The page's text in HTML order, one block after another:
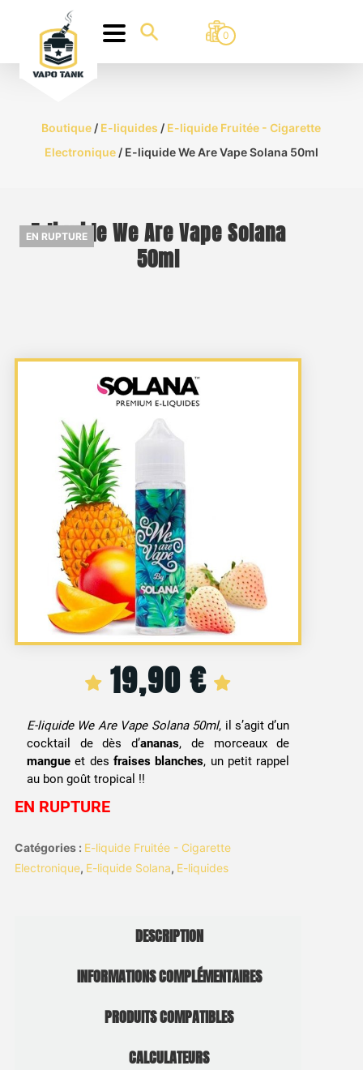
0
Boutique / E-liquides / E-liquide Fruitée - Cigarette
Electronique/ E-liquide We Are Vape Solana 50ml
E-liquide We Are Vape Solana
50ml
EN RUPTURE
19,90 €
E-liquide We Are Vape Solana 50ml, il s’agit d’un
cocktail de dès d’ananas, de morceaux de
mangueet des fraises blanches, un petit rappel
au bon goût tropical !!
EN RUPTURE
Catégories : E-liquide Fruitée - Cigarette
Electronique, E-liquide Solana, E-liquides
DESCRIPTION
INFORMATIONS COMPLÉMENTAIRES
PRODUITS COMPATIBLES
CALCULATEURS